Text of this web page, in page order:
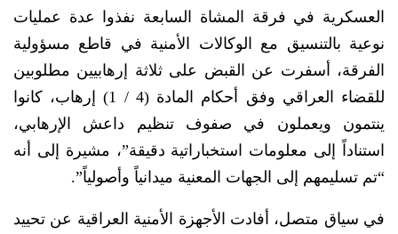
العسكرية في فرقة المشاة السابعة نفذوا عدة عمليات
نوعية بالتنسيق مع الوكالات الأمنية في قاطع مسؤولية
الفرقة، أسفرت عن القبض على ثلاثة إرهابيين مطلوبين
للقضاء العراقي وفق أحكام المادة (4 / 1) إرهاب، كانوا
ينتمون ويعملون في صفوف تنظيم داعش الإرهابي،
استناداً إلى معلومات استخباراتية دقيقة”، مشيرة إلى أنه
“تم تسليمهم إلى الجهات المعنية ميدانياً وأصولياً”.
في سياق متصل، أفادت الأجهزة الأمنية العراقية عن تحييد